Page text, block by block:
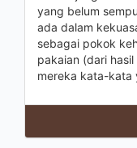
yang belum
ada dalam
sebagai pokok
pakaian (dari
mereka kata-kata